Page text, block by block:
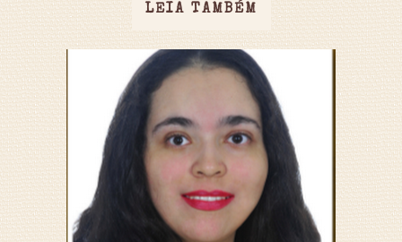
LEIA TAMBÉM